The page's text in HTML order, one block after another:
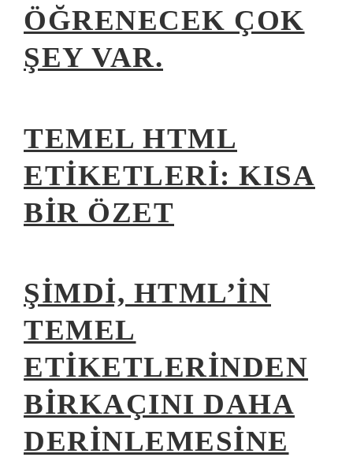
ÖĞRENECEK ÇOK
ŞEY VAR.
TEMEL HTML
ETIKETLERI: KISA
BIR ÖZET
ŞIMDI, HTML’IN
TEMEL
ETIKETLERINDEN
BIRKAÇINI DAHA
DERINLEMESINE